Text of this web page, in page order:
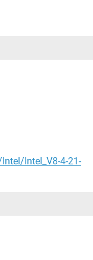
Intel_V8-4-21-